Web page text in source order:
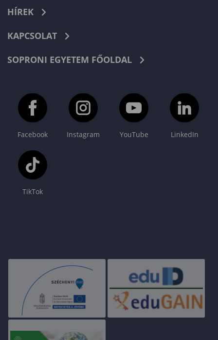
HÍREK
KAPCSOLAT
SOPRONI EGYETEM FŐOLDAL
Facebook Instagram YouTube LinkedIn
TikTok